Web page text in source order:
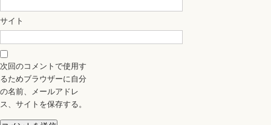
サイト
次回のコメントで使用す
るためブラウザーに自分
の名前、メールアドレ
ス、サイトを保存する。